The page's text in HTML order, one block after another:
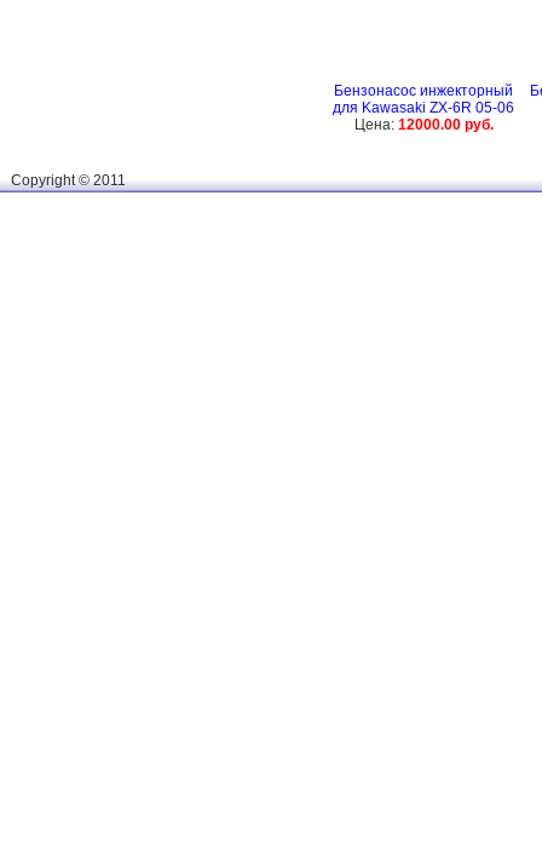
Бензонасос инжекторный
для Kawasaki ZX-6R 05-06
Цена: 12000.00 руб.
Сopyright © 2011